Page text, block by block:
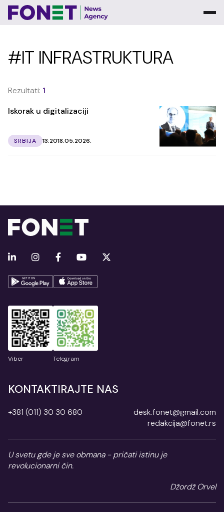
#IT INFRASTRUKTURA
Rezultati: 1
Iskorak u digitalizaciji
SRBIJA 13:2018.05.2026.
Viber Telegram
KONTAKTIRAJTE NAS
+381 (011) 30 30 680
desk.fonet@gmail.com
redakcija@fonet.rs
U svetu gde je sve obmana - pričati istinu je
revolucionarni čin.
Džordž Orvel